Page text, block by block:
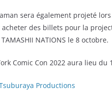
sera également projeté
des billets pour la
NATIONS le 8 octobre.
Comic Con 2022 aura lieu du
Productions